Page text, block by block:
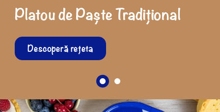
Platou de Paște Tradițional
Descoperă rețeta